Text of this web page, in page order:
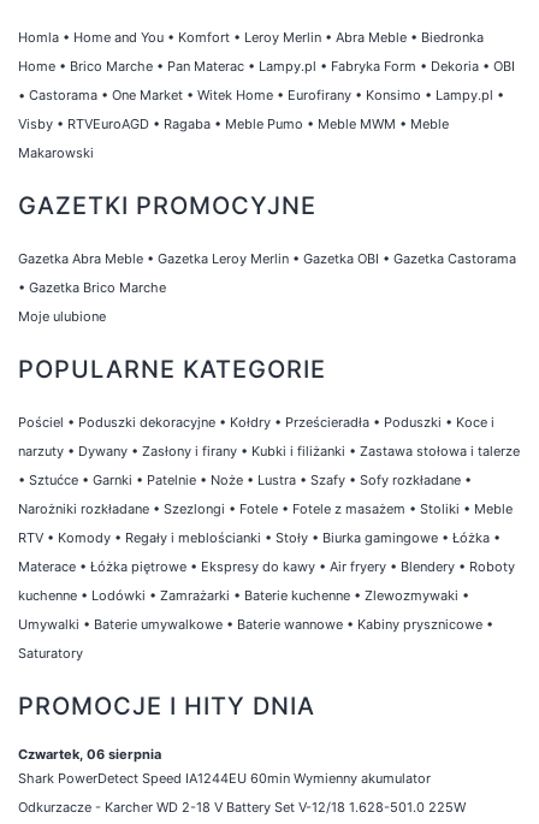
Homla • Home and You • Komfort • Leroy Merlin • Abra Meble • Biedronka
Home • Brico Marche • Pan Materac • Lampy.pl • Fabryka Form • Dekoria • OBI
• Castorama • One Market • Witek Home • Eurofirany • Konsimo • Lampy.pl •
Visby • RTVEuroAGD • Ragaba • Meble Pumo • Meble MWM • Meble
Makarowski
GAZETKI PROMOCYJNE
Gazetka Abra Meble • Gazetka Leroy Merlin • Gazetka OBI • Gazetka Castorama
• Gazetka Brico Marche
Moje ulubione
POPULARNE KATEGORIE
Pościel • Poduszki dekoracyjne • Kołdry • Prześcieradła • Poduszki • Koce i
narzuty • Dywany • Zasłony i firany • Kubki i filiżanki • Zastawa stołowa i talerze
• Sztućce • Garnki • Patelnie • Noże • Lustra • Szafy • Sofy rozkładane •
Narożniki rozkładane • Szezlongi • Fotele • Fotele z masażem • Stoliki • Meble
RTV • Komody • Regały i meblościanki • Stoły • Biurka gamingowe • Łóżka •
Materace • Łóżka piętrowe • Ekspresy do kawy • Air fryery • Blendery • Roboty
kuchenne • Lodówki • Zamrażarki • Baterie kuchenne • Zlewozmywaki •
Umywalki • Baterie umywalkowe • Baterie wannowe • Kabiny prysznicowe •
Saturatory
PROMOCJE I HITY DNIA
Czwartek, 06 sierpnia
Shark PowerDetect Speed IA1244EU 60min Wymienny akumulator
Odkurzacze - Karcher WD 2-18 V Battery Set V-12/18 1.628-501.0 225W